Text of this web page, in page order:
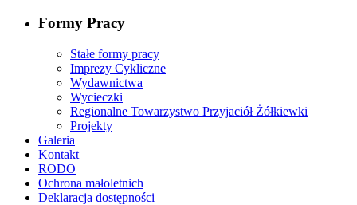
Formy Pracy
Stałe formy pracy
Imprezy Cykliczne
Wydawnictwa
Wycieczki
Regionalne Towarzystwo Przyjaciół Żółkiewki
Projekty
Galeria
Kontakt
RODO
Ochrona małoletnich
Deklaracja dostępności